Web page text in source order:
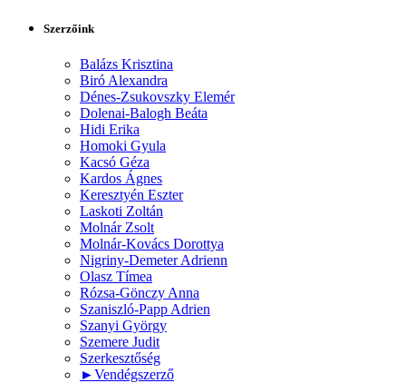
Szerzőink
Balázs Krisztina
Biró Alexandra
Dénes-Zsukovszky Elemér
Dolenai-Balogh Beáta
Hidi Erika
Homoki Gyula
Kacsó Géza
Kardos Ágnes
Keresztyén Eszter
Laskoti Zoltán
Molnár Zsolt
Molnár-Kovács Dorottya
Nigriny-Demeter Adrienn
Olasz Tímea
Rózsa-Gönczy Anna
Szaniszló-Papp Adrien
Szanyi György
Szemere Judit
Szerkesztőség
►Vendégszerző